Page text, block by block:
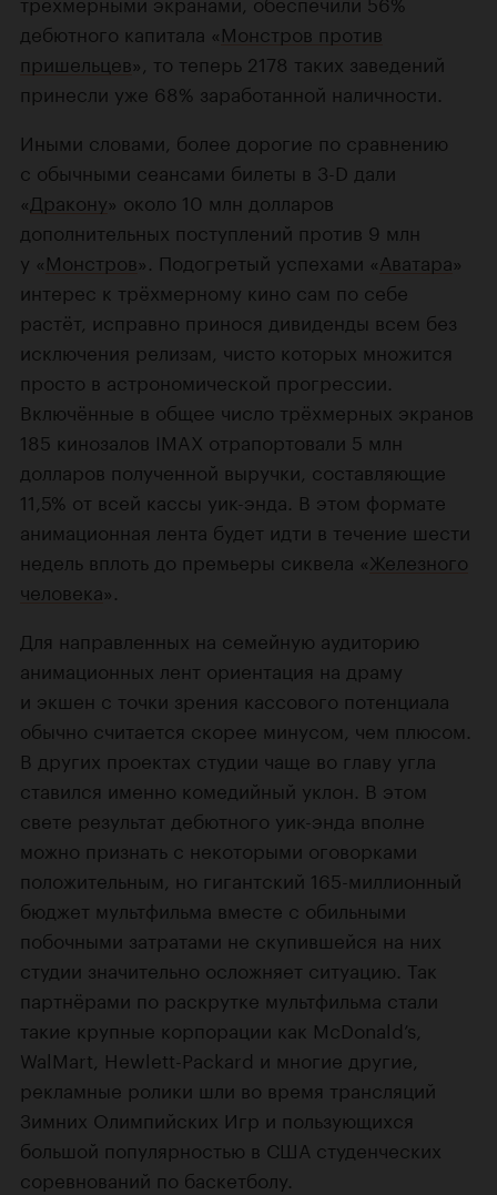
дебютного капитала «Монстров против
пришельцев», то теперь 2178 таких заведений
принесли уже 68% заработанной наличности.
Иными словами, более дорогие по сравнению
с обычными сеансами билеты в 3-D дали
«Дракону» около 10 млн долларов
дополнительных поступлений против 9 млн
у «Монстров». Подогретый успехами «Аватара»
интерес к трёхмерному кино сам по себе
растёт, исправно принося дивиденды всем без
исключения релизам, чисто которых множится
просто в астрономической прогрессии.
Включённые в общее число трёхмерных экранов
185 кинозалов IMAX отрапортовали 5 млн
долларов полученной выручки, составляющие
11,5% от всей кассы уик-энда. В этом формате
анимационная лента будет идти в течение шести
недель вплоть до премьеры сиквела «Железного
человека».
Для направленных на семейную аудиторию
анимационных лент ориентация на драму
и экшен с точки зрения кассового потенциала
обычно считается скорее минусом, чем плюсом.
В других проектах студии чаще во главу угла
ставился именно комедийный уклон. В этом
свете результат дебютного уик-энда вполне
можно признать с некоторыми оговорками
положительным, но гигантский 165-миллионный
бюджет мультфильма вместе с обильными
побочными затратами не скупившейся на них
студии значительно осложняет ситуацию. Так
партнёрами по раскрутке мультфильма стали
такие крупные корпорации как McDonald’s,
WalMart, Hewlett-Packard и многие другие,
рекламные ролики шли во время трансляций
Зимних Олимпийских Игр и пользующихся
большой популярностью в США студенческих
соревнований по баскетболу.